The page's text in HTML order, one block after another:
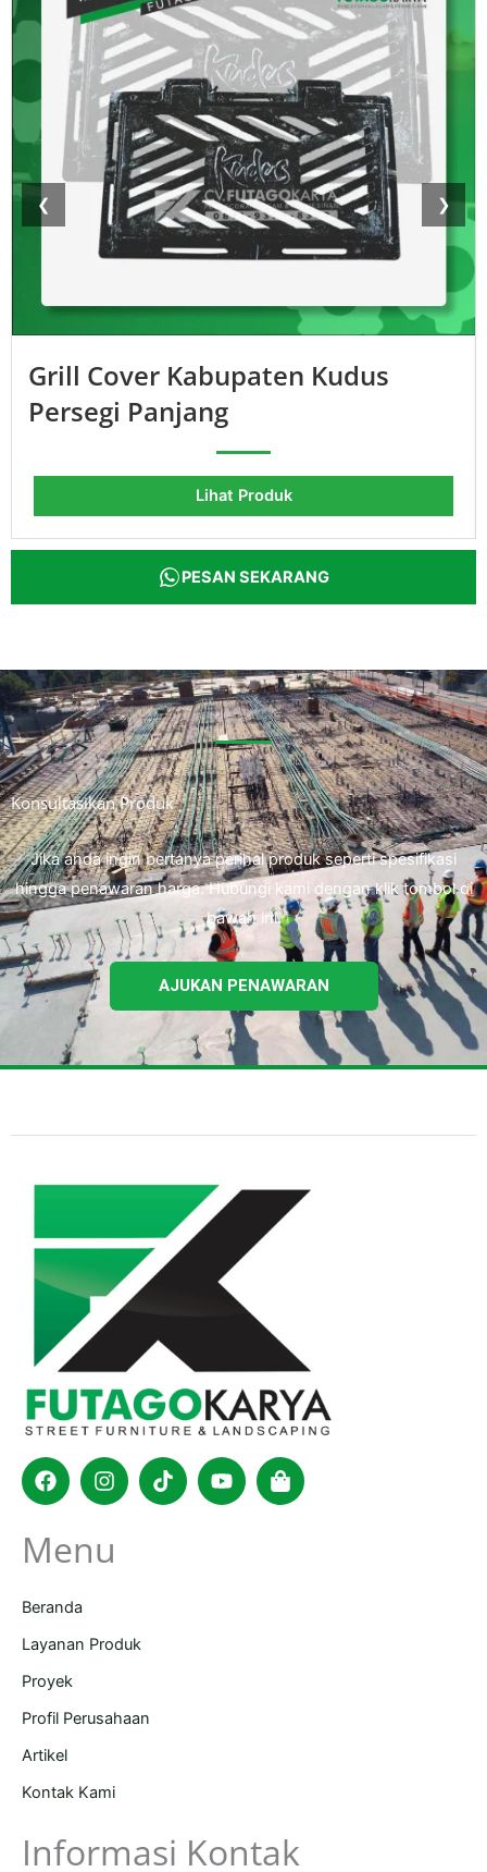
❮ ❯
Grill Cover Kabupaten Kudus
Persegi Panjang
Lihat Produk
PESAN SEKARANG
Konsultasikan Produk
Jika anda ingin bertanya perihal produk seperti spesifikasi
hingga penawaran harga. Hubungi kami dengan klik tombol di
bawah ini.
AJUKAN PENAWARAN
FacebookInstagram
TiktokYoutubeShopping-
bag
Menu
Beranda
Layanan Produk
Proyek
Profil Perusahaan
Artikel
Kontak Kami
Informasi Kontak